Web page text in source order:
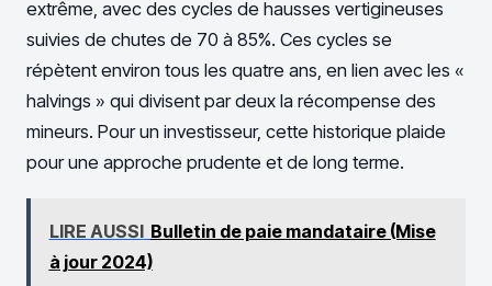
extrême, avec des cycles de hausses vertigineuses
suivies de chutes de 70 à 85%. Ces cycles se
répètent environ tous les quatre ans, en lien avec les «
halvings » qui divisent par deux la récompense des
mineurs. Pour un investisseur, cette historique plaide
pour une approche prudente et de long terme.
LIRE AUSSI Bulletin de paie mandataire (Mise
à jour 2024)